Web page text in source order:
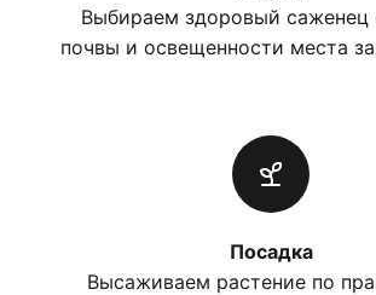
Выбираем здоровый саженец
почвы и освещенности места
Посадка
Высаживаем растение по